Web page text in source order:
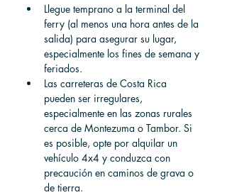
Llegue temprano a la terminal del
ferry (al menos una hora antes de la
salida) para asegurar su lugar,
especialmente los fines de semana y
feriados.
Las carreteras de Costa Rica
pueden ser irregulares,
especialmente en las zonas rurales
cerca de Montezuma o Tambor. Si
es posible, opte por alquilar un
vehículo 4x4 y conduzca con
precaución en caminos de grava o
de tierra.